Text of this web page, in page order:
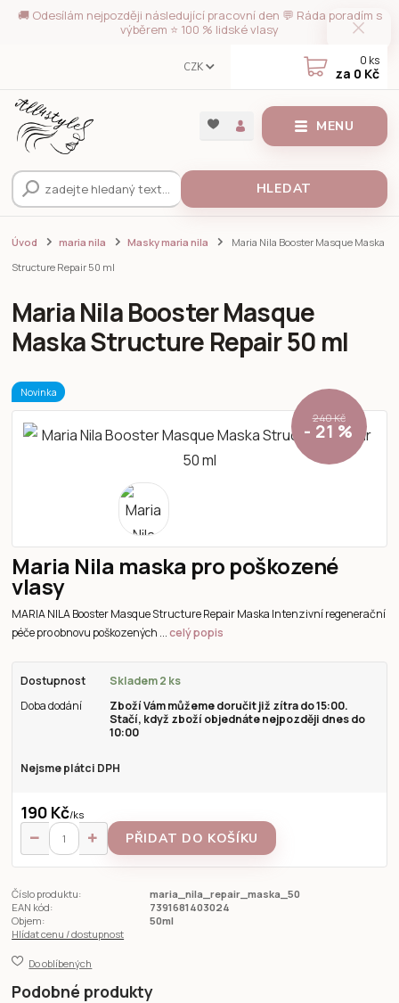
🚚 Odesílám nejpozději následující pracovní den 💬 Ráda poradím s
výběrem ⭐ 100 % lidské vlasy
MENU
CZK
HLEDAT
0 ks
za 0 Kč
Úvod maria nila Masky maria nila
Maria Nila Booster Masque Maska
Structure Repair 50 ml
Maria Nila Booster Masque
Maska Structure Repair 50 ml
Novinka
240 Kč
- 21 %
Maria Nila maska pro poškozené
vlasy
MARIA NILA Booster Masque Structure Repair Maska Intenzivní regenerační
péče pro obnovu poškozených ...celý popis
Dostupnost
Skladem 2 ks
Doba dodání
Zboží Vám můžeme doručit již zítra do 15:00.
Stačí, když zboží objednáte nejpozději dnes do
10:00
Nejsme plátci DPH
190 Kč/ks
PŘIDAT DO KOŠÍKU
Číslo produktu:
maria_nila_repair_maska_50
EAN kód:
7391681403024
Objem:
50ml
Hlídat cenu / dostupnost
Do oblíbených
Podobné produkty